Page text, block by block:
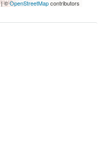
| ©OpenStreetMapcontributors